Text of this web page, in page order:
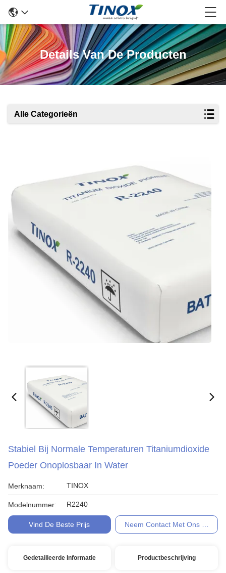
Details Van De Producten
Alle Categorieën
Stabiel Bij Normale Temperaturen Titaniumdioxide
Poeder Onoplosbaar In Water
Merknaam: TINOX
Modelnummer: R2240
Vind De Beste Prijs Neem Contact Met Ons Op
Gedetailleerde Informatie Productbeschrijving